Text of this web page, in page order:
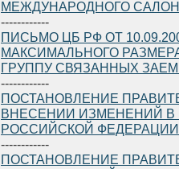
МЕЖДУНАРОДНОГО
------------
ПИСЬМО ЦБ РФ ОТ
МАКСИМАЛЬНОГО
ГРУППУ СВЯЗАННЫХ
------------
ПОСТАНОВЛЕНИЕ
ВНЕСЕНИИ ИЗМЕНЕНИЙ В
РОССИЙСКОЙ ФЕДЕРАЦИИ
------------
ПОСТАНОВЛЕНИЕ